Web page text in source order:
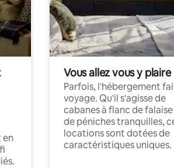
en
Vous allez vous y plaire
Parfois, l'hébergement
voyage. Qu'il s'agisse de
cabanes à flanc de
de péniches tranquilles,
locations sont dotées de
caractéristiques uniques.